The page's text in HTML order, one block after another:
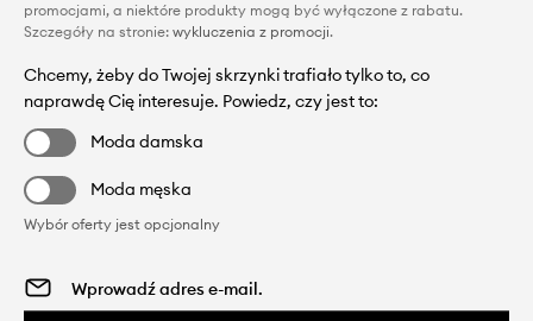
promocjami, a niektóre produkty mogą być wyłączone z rabatu.
Szczegóły na stronie: wykluczenia z promocji.
Chcemy, żeby do Twojej skrzynki trafiało tylko to, co
naprawdę Cię interesuje. Powiedz, czy jest to:
Moda damska
Moda męska
Wybór oferty jest opcjonalny